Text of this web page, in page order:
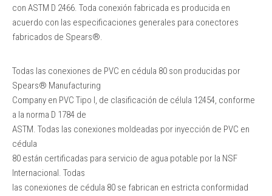
con ASTM D 2466. Toda conexión fabricada es producida en
acuerdo con las especificaciones generales para conectores
fabricados de Spears®.
Todas las conexiones de PVC en cédula 80 son producidas por
Spears® Manufacturing
Company en PVC Tipo I, de clasificación de célula 12454, conforme
a la norma D 1784 de
ASTM. Todas las conexiones moldeadas por inyección de PVC en
cédula
80 están certificadas para servicio de agua potable por la NSF
Internacional. Todas
las conexiones de cédula 80 se fabrican en estricta conformidad